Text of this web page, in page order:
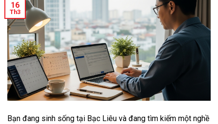
16
Th3
Bạn đang sinh sống tại Bạc Liêu và đang tìm kiếm một nghề